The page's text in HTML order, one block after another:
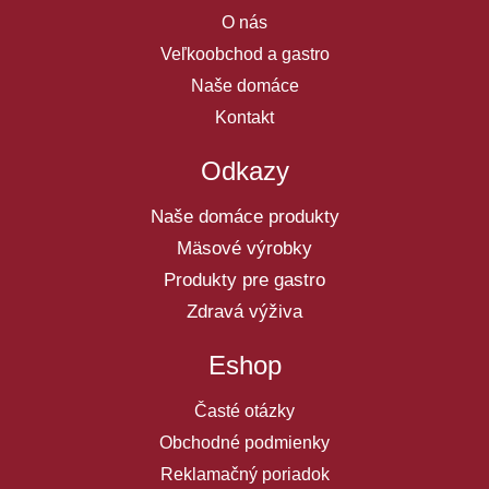
O nás
Veľkoobchod a gastro
Naše domáce
Kontakt
Odkazy
Naše domáce produkty
Mäsové výrobky
Produkty pre gastro
Zdravá výživa
Eshop
Časté otázky
Obchodné podmienky
Reklamačný poriadok